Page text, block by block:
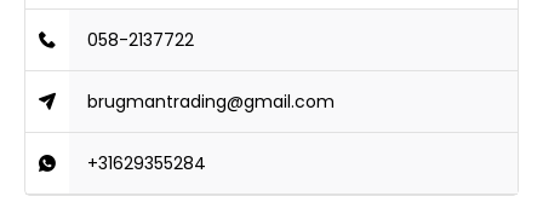
058-2137722
brugmantrading@gmail.com
+31629355284